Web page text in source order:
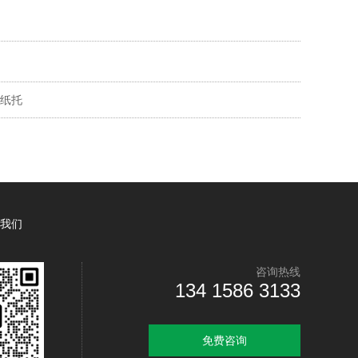
托
们
咨询热线
134 1586 3133
免费咨询